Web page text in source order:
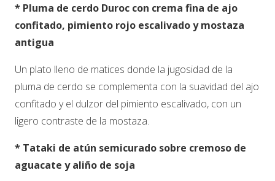
* Pluma de cerdo Duroc con crema fina de ajo
confitado, pimiento rojo escalivado y mostaza
antigua
Un plato lleno de matices donde la jugosidad de la
pluma de cerdo se complementa con la suavidad del ajo
confitado y el dulzor del pimiento escalivado, con un
ligero contraste de la mostaza.
* Tataki de atún semicurado sobre cremoso de
aguacate y aliño de soja